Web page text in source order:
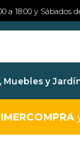
Muebles y
a 18:00 y Sábados